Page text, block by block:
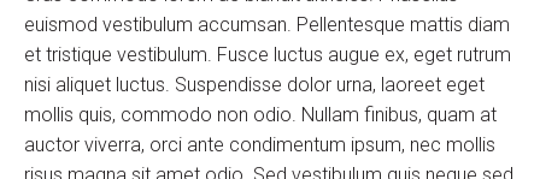
euismod vestibulum accumsan. Pellentesque mattis diam
et tristique vestibulum. Fusce luctus augue ex, eget rutrum
nisi aliquet luctus. Suspendisse dolor urna, laoreet eget
mollis quis, commodo non odio. Nullam finibus, quam at
auctor viverra, orci ante condimentum ipsum, nec mollis